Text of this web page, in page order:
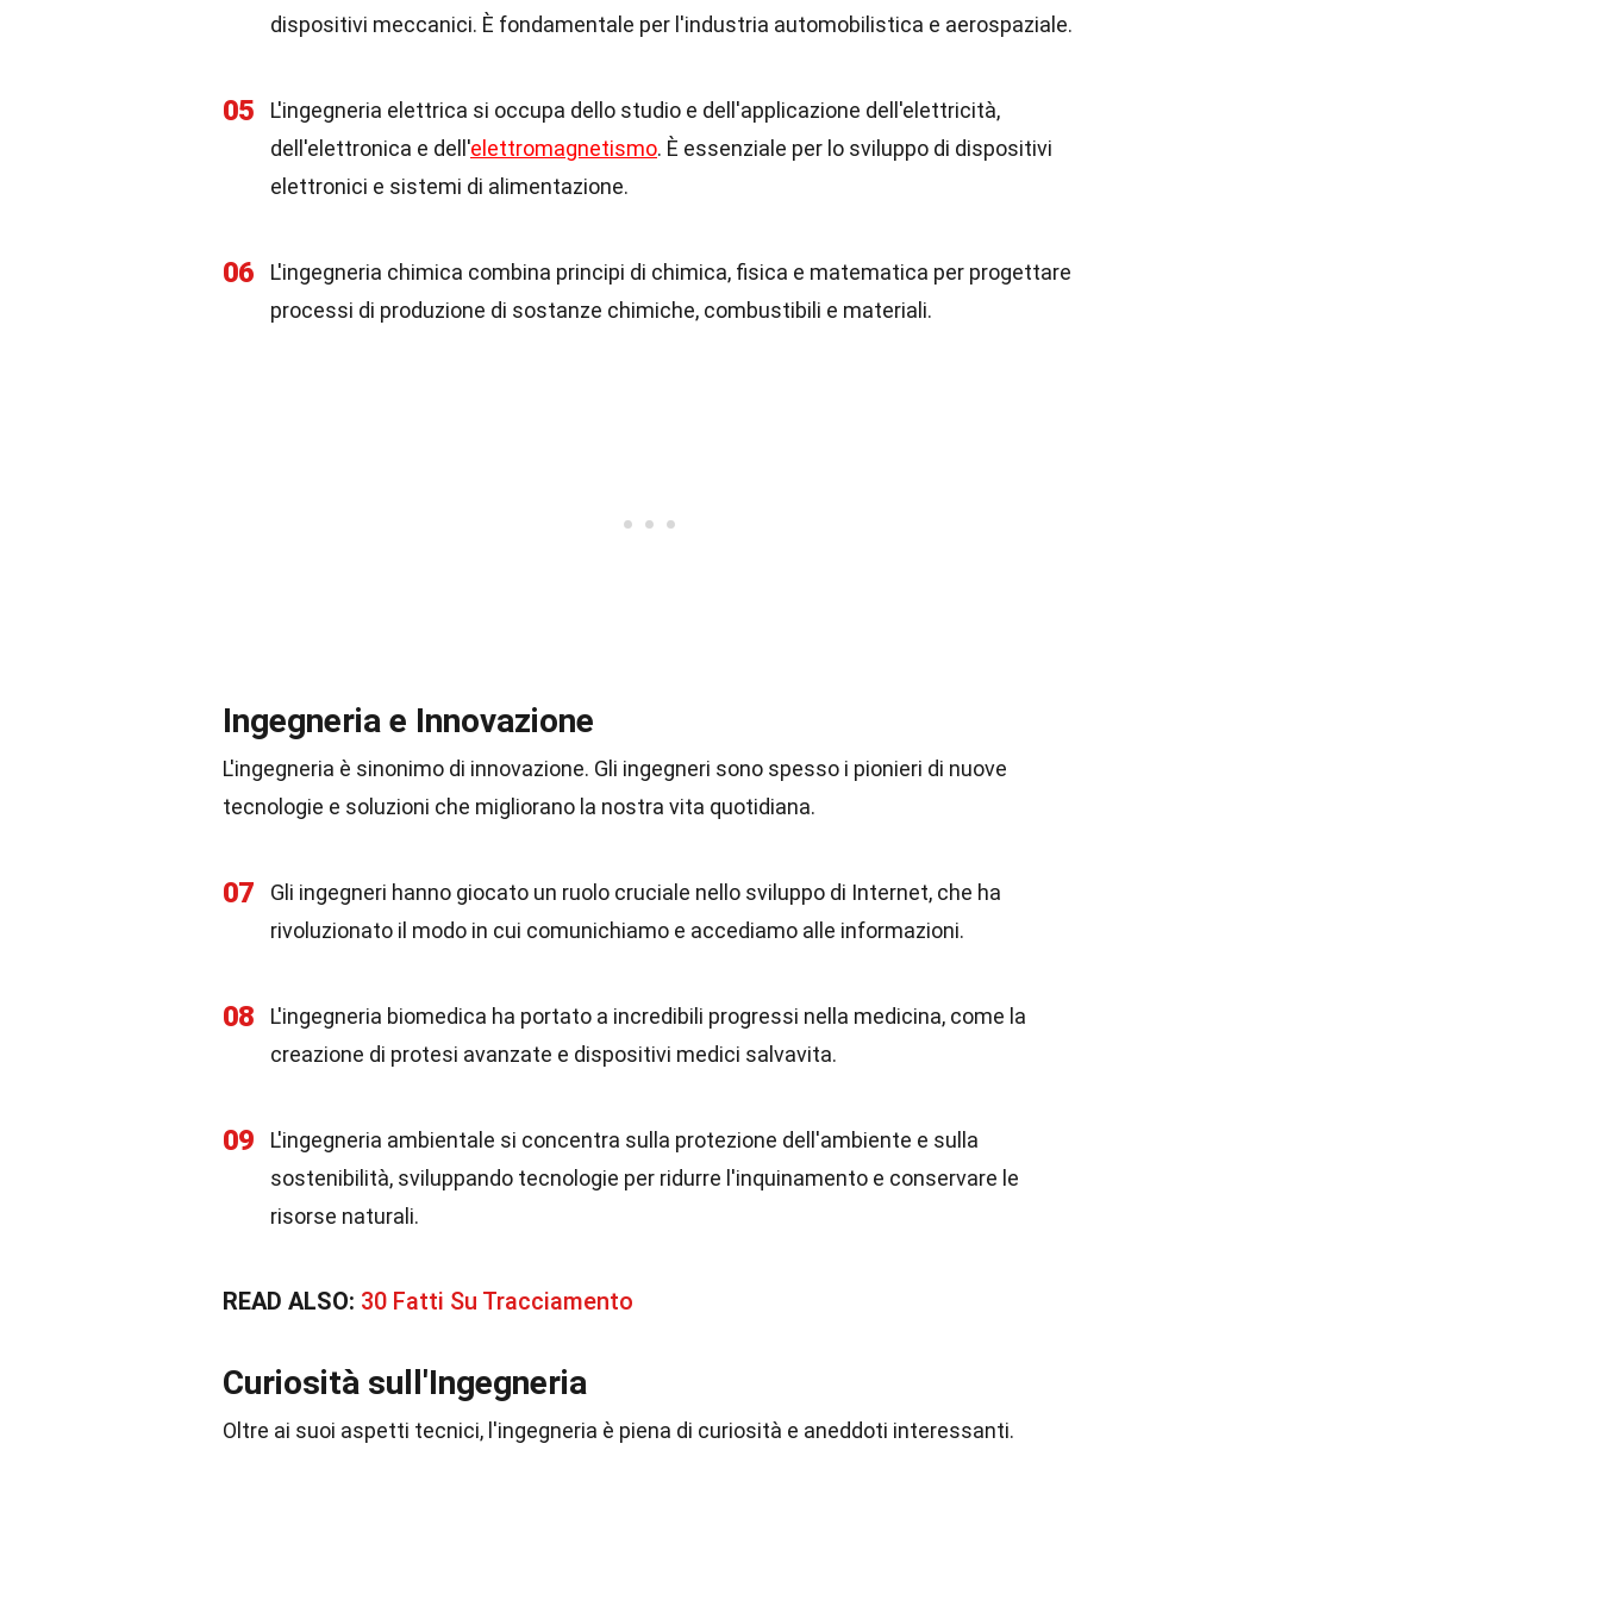
dispositivi meccanici. È fondamentale per l'industria automobilistica e aerospaziale.
05
L'ingegneria elettrica si occupa dello studio e dell'applicazione dell'elettricità,
dell'elettronica e dell'elettromagnetismo. È essenziale per lo sviluppo di dispositivi
elettronici e sistemi di alimentazione.
06
L'ingegneria chimica combina principi di chimica, fisica e matematica per progettare
processi di produzione di sostanze chimiche, combustibili e materiali.
Ingegneria e Innovazione
L'ingegneria è sinonimo di innovazione. Gli ingegneri sono spesso i pionieri di nuove
tecnologie e soluzioni che migliorano la nostra vita quotidiana.
07
Gli ingegneri hanno giocato un ruolo cruciale nello sviluppo di Internet, che ha
rivoluzionato il modo in cui comunichiamo e accediamo alle informazioni.
08
L'ingegneria biomedica ha portato a incredibili progressi nella medicina, come la
creazione di protesi avanzate e dispositivi medici salvavita.
09
L'ingegneria ambientale si concentra sulla protezione dell'ambiente e sulla
sostenibilità, sviluppando tecnologie per ridurre l'inquinamento e conservare le
risorse naturali.
READ ALSO: 30 Fatti Su Tracciamento
Curiosità sull'Ingegneria
Oltre ai suoi aspetti tecnici, l'ingegneria è piena di curiosità e aneddoti interessanti.